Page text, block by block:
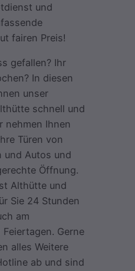
und
fairen Preis!
gefallen? Ihr
In diesen
unser
schnell und
nehmen Ihnen
Türen von
und Autos und
Öffnung.
Althütte und
Sie 24 Stunden
am
Gerne
alles Weitere
ab und sind